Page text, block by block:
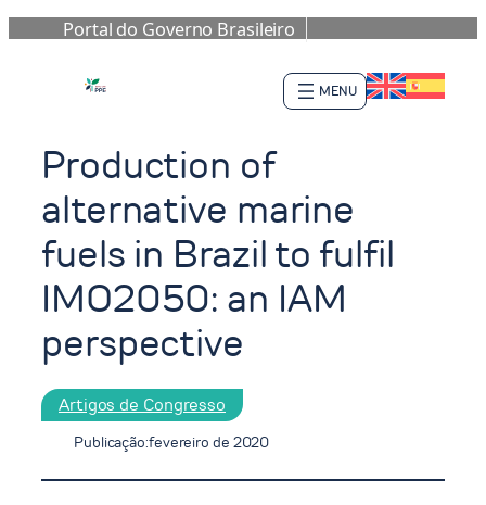
Portal do Governo Brasileiro
para
o
Production of
alternative marine
fuels in Brazil to fulfil
IMO2050: an IAM
perspective
Artigos de Congresso
Publicação:fevereiro de 2020